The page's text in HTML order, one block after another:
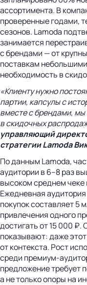
ассортимента. В
проверенные годами,
сезонов. Lamoda
занимается
с брендами — от
поставкам
необходимость в
«Клиенту нужно
партии, капсулы с
вместе с брендами,
в скидочных
управляющий
стратегии Lamoda
По данным Lamoda,
аудитории в 6–8 раз
высоком среднем чеке
Ежедневная
покупок составляет 5
привлечения одного
достигать от 15 000
показывают: даже
от контекста. Рост
среди премиум-
предложение требует
а не только опоры на